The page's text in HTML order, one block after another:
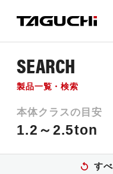
PRODUCT
COMPANY
NEWS
SUPPORT
SEARCH
製品一覧・検索
本体クラスの目安
1.2～2.5ton
す